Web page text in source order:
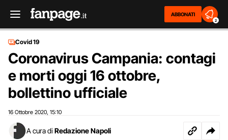
ABBONATI
2
Covid 19
Coronavirus Campania: contagi
e morti oggi 16 ottobre,
bollettino ufficiale
16 Ottobre 2020 15:10
A cura di Redazione Napoli